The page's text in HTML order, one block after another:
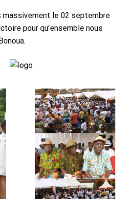
massivement le 02 septembre
pour qu’ensemble nous